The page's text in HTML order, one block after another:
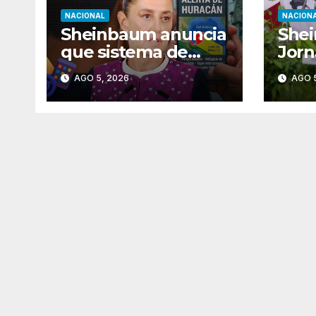
NACIONAL
Sheinbaum anuncia
que sistema de
alerta de huracanes
en celulares ya está
listo
AGO 5, 2026
de
con
AGO